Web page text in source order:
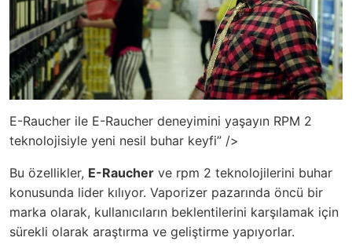
E-Raucher ile E-Raucher deneyimini yaşayın RPM 2
teknolojisiyle yeni nesil buhar keyfi” />
Bu özellikler, E-Raucher ve rpm 2 teknolojilerini buhar
konusunda lider kılıyor. Vaporizer pazarında öncü bir
marka olarak, kullanıcıların beklentilerini karşılamak için
sürekli olarak araştırma ve geliştirme yapıyorlar.